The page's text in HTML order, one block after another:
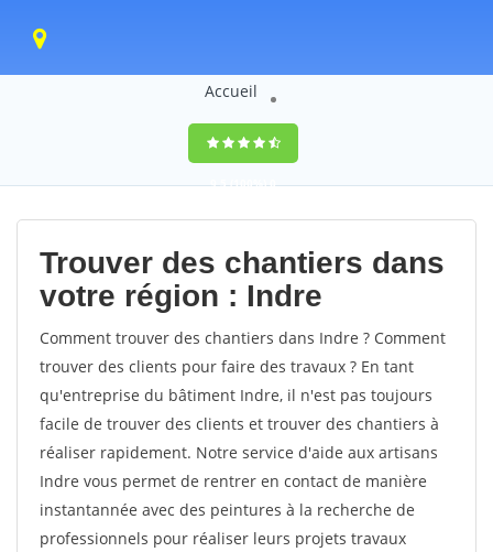
Accueil
9,5(100%)0
votes
Trouver des chantiers dans
votre région : Indre
Comment trouver des chantiers dans Indre ? Comment
trouver des clients pour faire des travaux ? En tant
qu'entreprise du bâtiment Indre, il n'est pas toujours
facile de trouver des clients et trouver des chantiers à
réaliser rapidement. Notre service d'aide aux artisans
Indre vous permet de rentrer en contact de manière
instantannée avec des peintures à la recherche de
professionnels pour réaliser leurs projets travaux